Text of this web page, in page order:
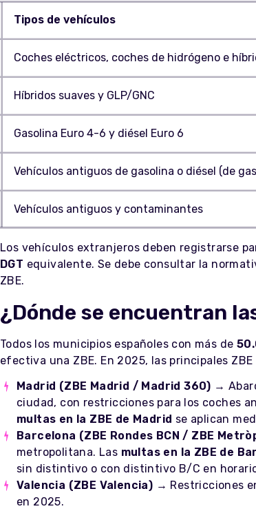
Tipos de vehículos
Coches eléctricos, coches de hidrógeno e
Híbridos suaves y GLP/GNC
Gasolina Euro 4-6 y diésel Euro 6
Vehículos antiguos de gasolina o diésel (de
Vehículos antiguos y contaminantes
Los vehículos extranjeros deben registrarse
DGT equivalente. Se debe consultar la
ZBE.
¿Dónde se encuentran
Todos los municipios españoles con más de
efectiva una ZBE. En 2025, las principales ZBE
Madrid (ZBE Madrid / Madrid 360) →
ciudad, con restricciones para los coches
multas en la ZBE de Madrid se aplican
Barcelona (ZBE Rondes BCN / ZBE
metropolitana. Las multas en la ZBE de
sin distintivo o con distintivo B/C en
Valencia (ZBE Valencia) → Restricciones
en 2025.